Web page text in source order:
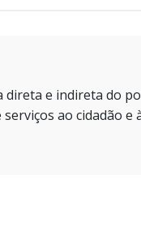
direta e indireta do
ao cidadão e